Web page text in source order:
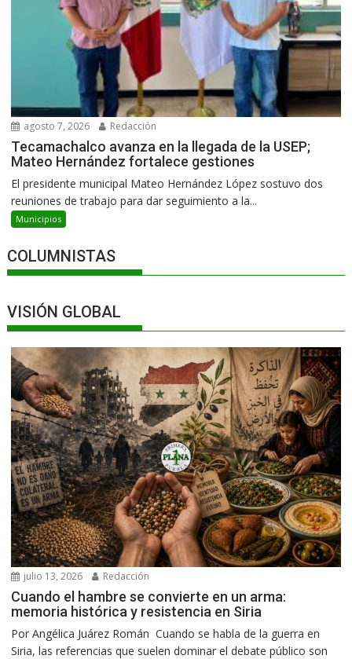
agosto 7, 2026 Redacción
Tecamachalco avanza en la llegada de la USEP;
Mateo Hernández fortalece gestiones
El presidente municipal Mateo Hernández López sostuvo dos
reuniones de trabajo para dar seguimiento a la...
Municipios
COLUMNISTAS
VISIÓN GLOBAL
julio 13, 2026 Redacción
Cuando el hambre se convierte en un arma:
memoria histórica y resistencia en Siria
Por Angélica Juárez Román Cuando se habla de la guerra en
Siria, las referencias que suelen dominar el debate público son